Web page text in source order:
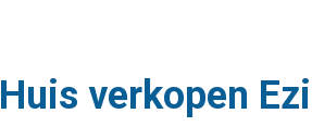
Huis verkopen